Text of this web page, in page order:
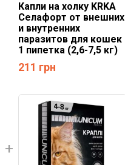
Капли на холку KRKA
Селафорт от внешних
и внутренних
паразитов для кошек
1 пипетка (2,6-7,5 кг)
211 грн